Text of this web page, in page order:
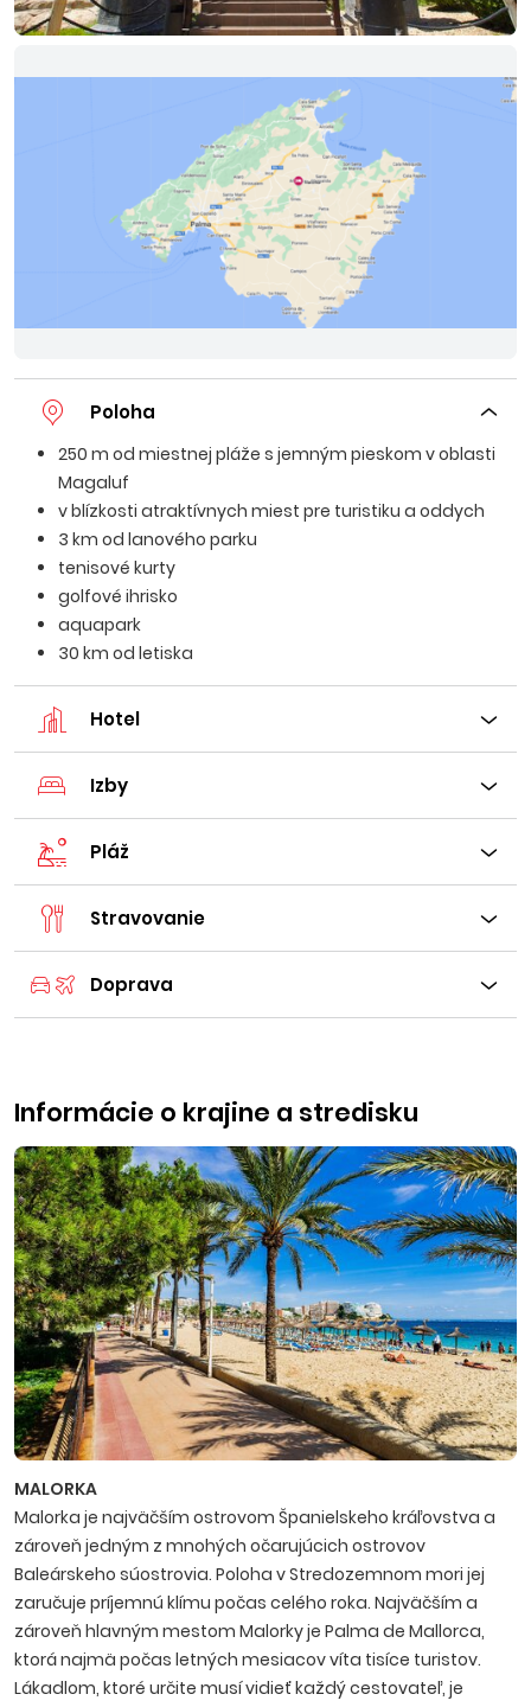
Poloha
250 m od miestnej pláže s jemným pieskom v oblasti
Magaluf
v blízkosti atraktívnych miest pre turistiku a oddych
3 km od lanového parku
tenisové kurty
golfové ihrisko
aquapark
30 km od letiska
Hotel
Izby
Pláž
Stravovanie
Doprava
Informácie o krajine a stredisku
MALORKA
Malorka je najväčším ostrovom Španielskeho kráľovstva a
zároveň jedným z mnohých očarujúcich ostrovov
Baleárskeho súostrovia. Poloha v Stredozemnom mori jej
zaručuje príjemnú klímu počas celého roka. Najväčším a
zároveň hlavným mestom Malorky je Palma de Mallorca,
ktorá najmä počas letných mesiacov víta tisíce turistov.
Lákadlom, ktoré určite musí vidieť každý cestovateľ, je